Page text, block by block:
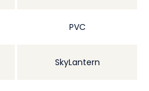
PVC
SkyLantern